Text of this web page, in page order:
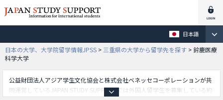
日本語
日本の大学、大学院留学情報JPSS > 三重県の大学から留学先を探す > 鈴鹿医療
科学大学
公益財団法人アジア学生文化協会と株式会社ベネッセコーポレーションが共
同運営しているJAPAN STUDY SUPPORTでは外国人留学生を募集している約